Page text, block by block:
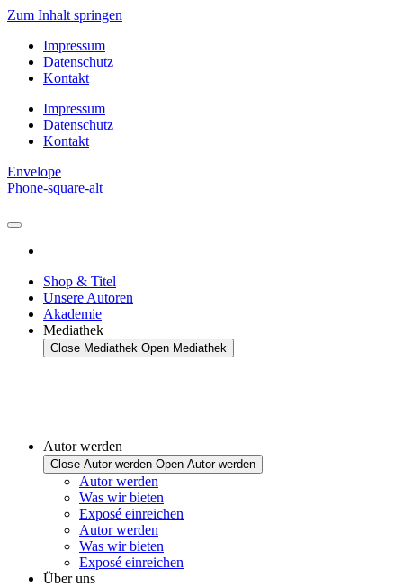
Zum Inhalt springen
Impressum
Datenschutz
Kontakt
Impressum
Datenschutz
Kontakt
Envelope
Phone-square-alt
Shop & Titel
Unsere Autoren
Akademie
Mediathek
Close Mediathek Open Mediathek
Autor werden
Close Autor werden Open Autor werden
Autor werden
Was wir bieten
Exposé einreichen
Autor werden
Was wir bieten
Exposé einreichen
Über uns